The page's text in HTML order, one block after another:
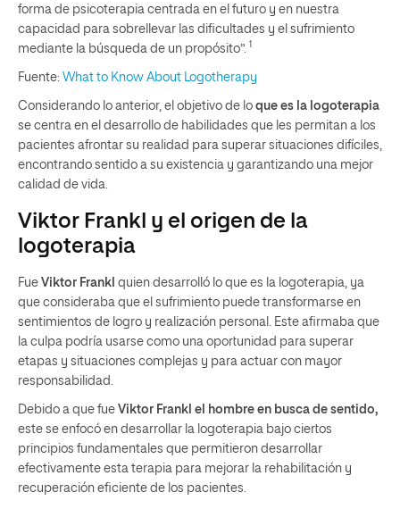
forma de psicoterapia centrada en el futuro y en nuestra
capacidad para sobrellevar las dificultades y el sufrimiento
mediante la búsqueda de un propósito”. 1
Fuente: What to Know About Logotherapy
Considerando lo anterior, el objetivo de lo que es la logoterapia
se centra en el desarrollo de habilidades que les permitan a los
pacientes afrontar su realidad para superar situaciones difíciles,
encontrando sentido a su existencia y garantizando una mejor
calidad de vida.
Viktor Frankl y el origen de la
logoterapia
Fue Viktor Frankl quien desarrolló lo que es la logoterapia, ya
que consideraba que el sufrimiento puede transformarse en
sentimientos de logro y realización personal. Este afirmaba que
la culpa podría usarse como una oportunidad para superar
etapas y situaciones complejas y para actuar con mayor
responsabilidad.
Debido a que fue Viktor Frankl el hombre en busca de sentido,
este se enfocó en desarrollar la logoterapia bajo ciertos
principios fundamentales que permitieron desarrollar
efectivamente esta terapia para mejorar la rehabilitación y
recuperación eficiente de los pacientes.